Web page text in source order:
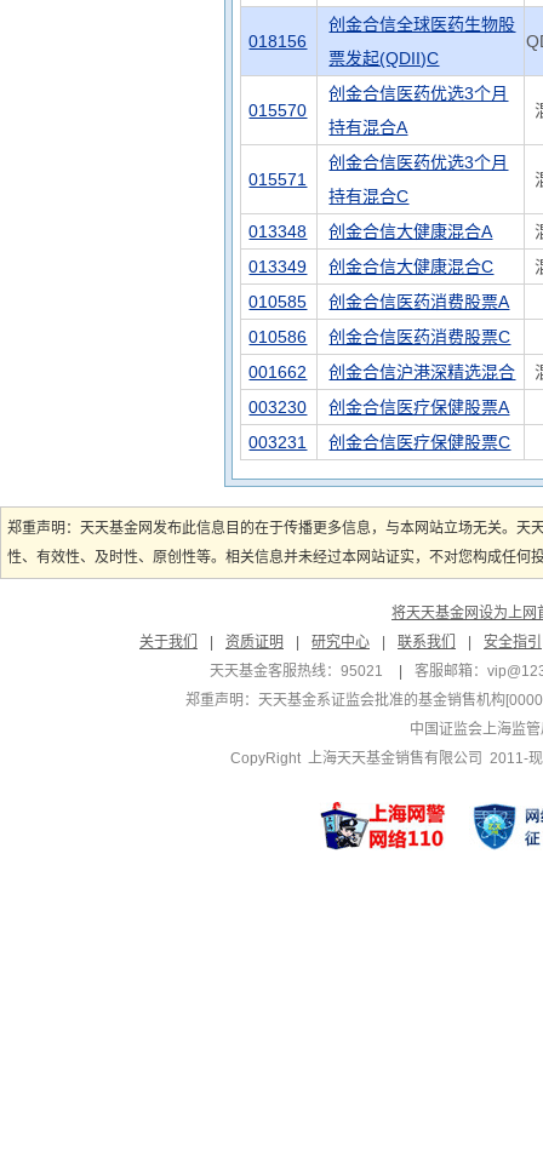
018156
创金合信全球医药生物股
票发起(QDII)C
015570
创金合信医药优选3个月
持有混合A
015571
创金合信医药优选3个月
持有混合C
013348 创金合信大健康混合A
013349
创金合信大健康混合C
010585
创金合信医药消费股票A
010586
创金合信医药消费股票C
001662
创金合信沪港深精选混合
003230
创金合信医疗保健股票A
003231
创金合信医疗保健股票C
郑重声明：天天基金网发布此信息目的在于传播更多信息，与本网站立场无关。
性、有效性、及时性、原创性等。相关信息并未经过本网站证实，不对您构成任
将天天基金网设为上网
关于我们
资质证明 研究中心 联系我们
安全指引
天天基金客服热线：95021
客服邮箱：
郑重声明：天天基金系证监会批准的基金销售机构
中国证监会上海监
CopyRight 上海天天基金销售有限公司 2011-